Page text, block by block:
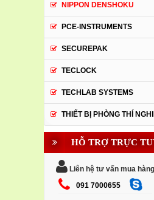
NIPPON DENSHOKU
PCE-INSTRUMENTS
SECUREPAK
TECLOCK
TECHLAB SYSTEMS
THIẾT BỊ PHÒNG THÍ
HỖ TRỢ TRỰC
Liên hệ tư vấn mua hàng
091 7000655